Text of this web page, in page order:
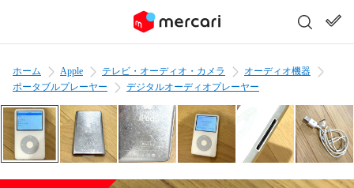
ホーム Apple テレビ・オーディオ・カメラ
オーディオ機器
ポータブルプレーヤー
デジタルオーディオプレーヤー